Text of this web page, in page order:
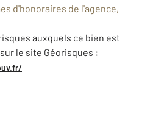
d'honoraires de l'agence,
auxquels ce bien est
le site Géorisques :